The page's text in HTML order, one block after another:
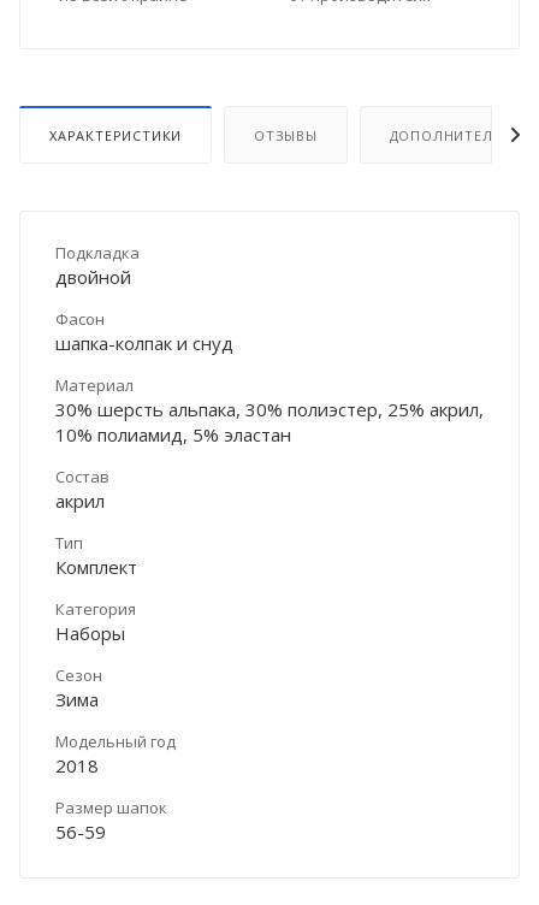
ХАРАКТЕРИСТИКИ ОТЗЫВЫ ДОПОЛНИТЕЛЬНО
Подкладка
двойной
Фасон
шапка-колпак и снуд
Материал
30% шерсть альпака, 30% полиэстер, 25% акрил,
10% полиамид, 5% эластан
Состав
акрил
Тип
Комплект
Категория
Наборы
Сезон
Зима
Модельный год
2018
Размер шапок
56-59